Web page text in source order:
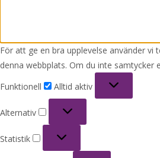
För att ge en bra upplevelse använder
denna webbplats. Om du inte
Funktionell
Alltid aktiv
Alternativ
Statistik